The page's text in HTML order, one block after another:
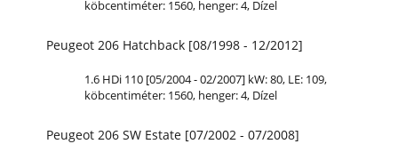
köbcentiméter: 1560, henger: 4, Dízel
Peugeot 206 Hatchback [08/1998 - 12/2012]
1.6 HDi 110 [05/2004 - 02/2007] kW: 80, LE: 109,
köbcentiméter: 1560, henger: 4, Dízel
Peugeot 206 SW Estate [07/2002 - 07/2008]